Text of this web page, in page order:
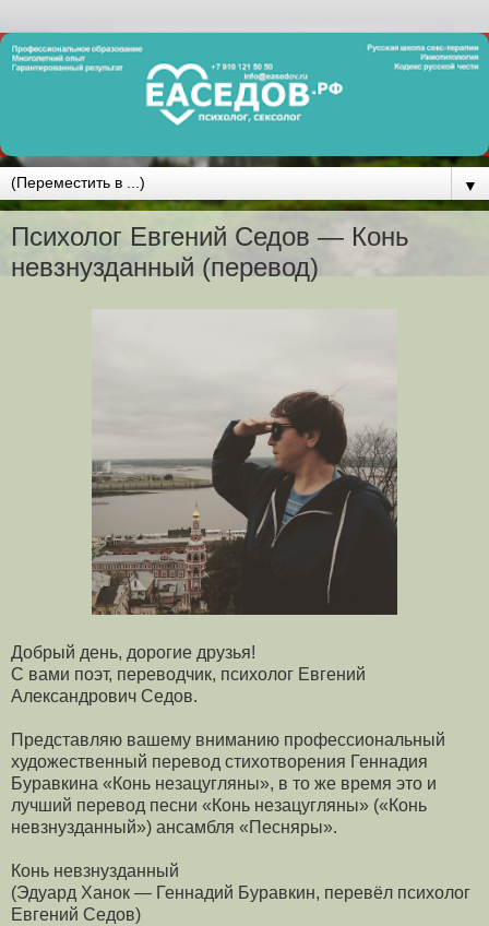
▼
Психолог Евгений Седов — Конь
невзнузданный (перевод)
Добрый день, дорогие друзья!
С вами поэт, переводчик, психолог Евгений
Александрович Седов.
Представляю вашему вниманию профессиональный
художественный перевод стихотворения Геннадия
Буравкина «Конь незацугляны», в то же время это и
лучший перевод песни «Конь незацугляны» («Конь
невзнузданный») ансамбля «Песняры».
Конь невзнузданный
(Эдуард Ханок — Геннадий Буравкин, перевёл психолог
Евгений Седов)